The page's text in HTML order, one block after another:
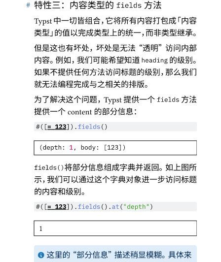
# 特性三： 内容类型的 fields 方法
Typst中一切皆组合， 它将所有内容打包成 「 内容
类型」 的值以完成类型上的统一， 而非类型继承。
但是这也有坏处， 坏处是无法 “透明”访问内部
内容。 例如， 我们可能希望知道 heading 的级别。
如果不提供任何方法访问标题的级别 ， 那么我们
就无法编程完成与之相关的排版。
为了解决这个问题，Typst提供一个 fields 方法
提供一个 content的部分信息：
#([= 123]).fields ()
(depth: 1 , body: [123])
fields()将部分信息组成字典并返回。 如上图所
示， 我们可以通过这个字典对象进一步访问标题
的内容和级别。
#([= 123 ]).fields ().at ( "depth" )
1
这里的 “部分信息”描述稍显模糊。 具体来